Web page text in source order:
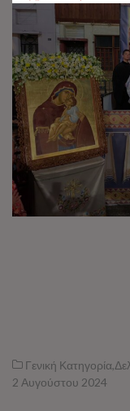
Γενική Κατηγορία,
2 Αυγούστου 2024